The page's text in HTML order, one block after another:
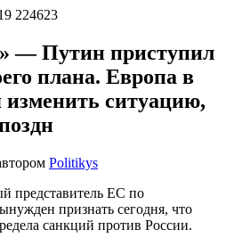
— Путин приступил
плана. Европа в
ситуацию,
Politikys
представитель ЕС по
признать сегодня, что
санкций против России.